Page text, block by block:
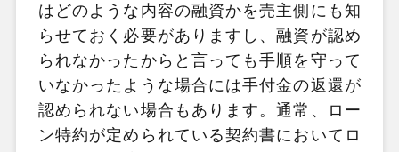
はどのような内容の融資かを売主側にも知
らせておく必要がありますし、融資が認め
られなかったからと言っても手順を守って
いなかったような場合には手付金の返還が
認められない場合もあります。通常、ロー
ン特約が定められている契約書においてロ